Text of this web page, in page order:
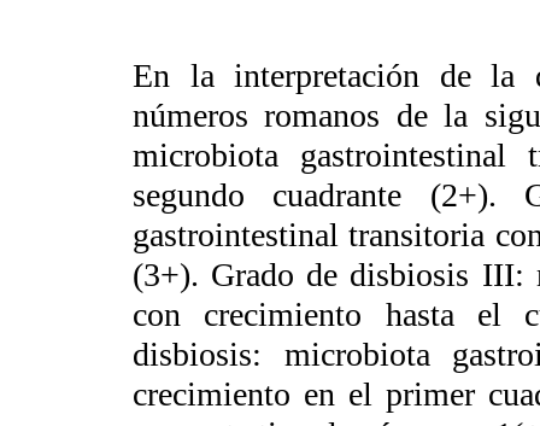
En la interpretación de la
números romanos de la
microbiota gastrointestinal
segundo cuadrante
gastrointestinal transitoria
(3+). Grado de disbiosis III:
con crecimiento hasta el
disbiosis: microbiota
crecimiento en el primer